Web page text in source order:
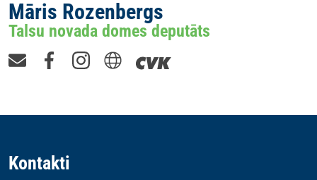
Māris Rozenbergs
Talsu novada domes deputāts
Kontakti